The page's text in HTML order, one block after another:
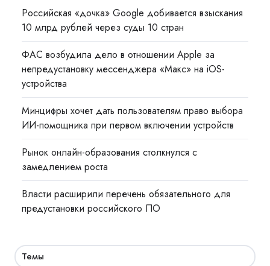
Российская «дочка» Google добивается взыскания
10 млрд рублей через суды 10 стран
ФАС возбудила дело в отношении Apple за
непредустановку мессенджера «Макс» на iOS-
устройства
Минцифры хочет дать пользователям право выбора
ИИ-помощника при первом включении устройств
Рынок онлайн-образования столкнулся с
замедлением роста
Власти расширили перечень обязательного для
предустановки российского ПО
Темы